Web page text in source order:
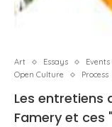
Art Essays Events
Open Culture
Process
Les entretiens
Famery et ces